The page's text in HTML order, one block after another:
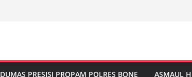
DUMAS PRESISI PROPAM POLRES BONE ASMAUL